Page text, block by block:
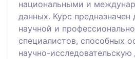
национальными и
данных. Курс предназначен
научной и
специалистов, способных
научно-исследовательскую